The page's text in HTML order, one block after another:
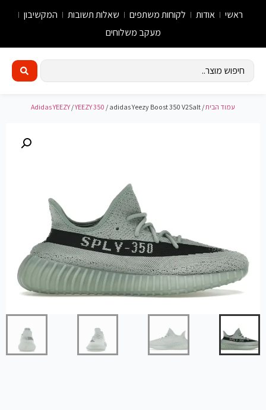
ראשי אודות לקוחות משתפים שאלות תשובות
המקשיבון
מעקב משלוחים
עמוד הבית/
Adidas YEEZY /YEEZY 350 / adidas Yeezy Boost 350 V2Salt